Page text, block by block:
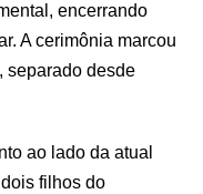
encerrando
A cerimônia marcou
separado desde
ao lado da atual
filhos do